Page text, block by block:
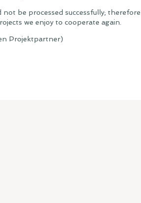
be processed successfully;
we enjoy to cooperate again.
Projektpartner)